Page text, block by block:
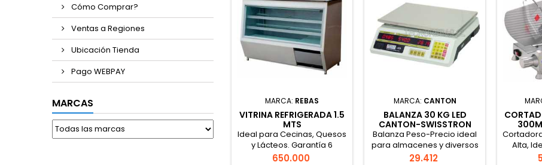
Cómo Comprar?
Ventas a Regiones
Ubicación Tienda
Pago WEBPAY
MARCAS MARCA: REBAS
VITRINA REFRIGERADA 1.5
MTS
Ideal para Cecinas, Quesos
y Lácteos. Garantía 6
Meses.
Precio
650.000
MARCA: CANTON
BALANZA 30 KG LED
CANTON-SWISSTRON
Balanza Peso-Precio ideal
para almacenes y diversos
comercios.
Precio
29.412
Alta,